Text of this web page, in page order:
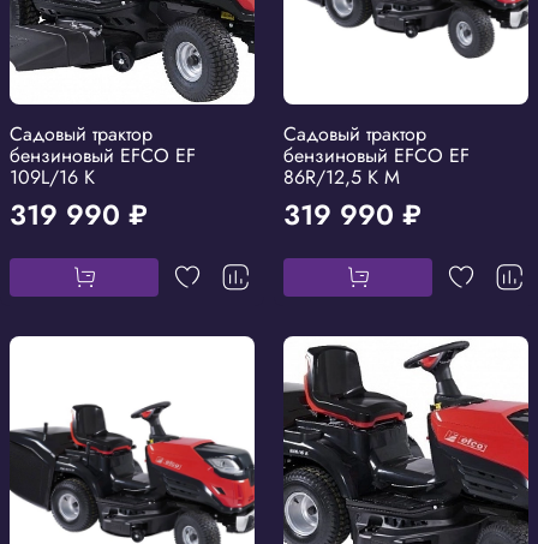
Садовый трактор
бензиновый EFCO EF
109L/16 K
319 990 ₽
Садовый трактор
бензиновый EFCO EF
86R/12,5 K M
319 990 ₽